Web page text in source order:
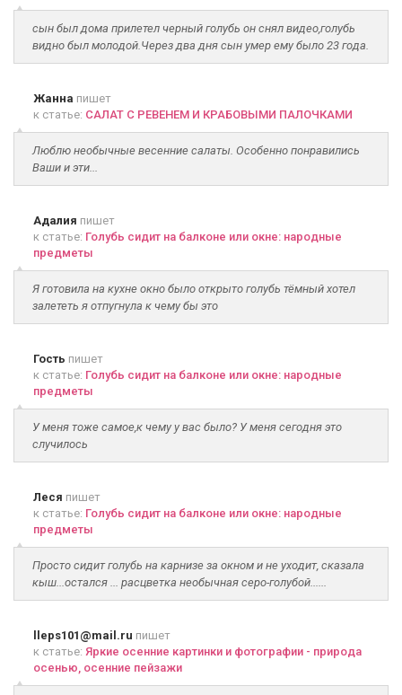
сын был дома прилетел черный голубь он снял видео,голубь
видно был молодой.Через два дня сын умер ему было 23 года.
Жанна пишет
к статье: САЛАТ С РЕВЕНЕМ И КРАБОВЫМИ ПАЛОЧКАМИ
Люблю необычные весенние салаты. Особенно понравились
Ваши и эти...
Адалия пишет
к статье: Голубь сидит на балконе или окне: народные
предметы
Я готовила на кухне окно было открыто голубь тёмный хотел
залететь я отпугнула к чему бы это
Гость пишет
к статье: Голубь сидит на балконе или окне: народные
предметы
У меня тоже самое,к чему у вас было? У меня сегодня это
случилось
Леся пишет
к статье: Голубь сидит на балконе или окне: народные
предметы
Просто сидит голубь на карнизе за окном и не уходит, сказала
кыш...остался ... расцветка необычная серо-голубой......
lleps101@mail.ru пишет
к статье: Яркие осенние картинки и фотографии - природа
осенью, осенние пейзажи